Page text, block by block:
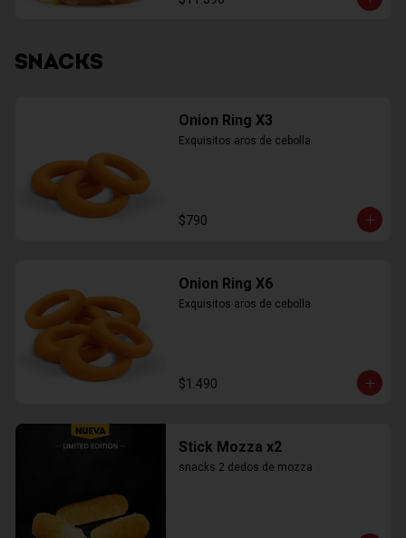
SNACKS
Onion Ring X3
Exquisitos aros de cebolla
$790
Onion Ring X6
Exquisitos aros de cebolla
$1.490
Stick Mozza x2
snacks 2 dedos de mozza